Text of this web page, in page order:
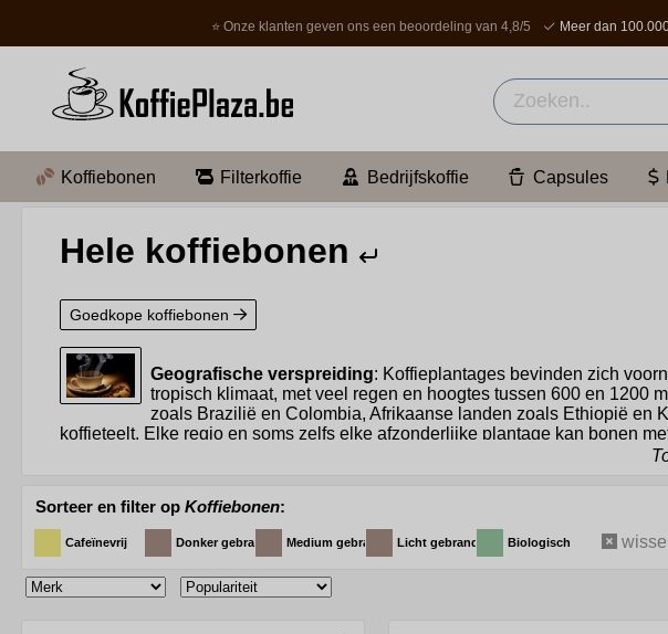
⭐ Onze klanten geven ons een beoordeling van 4,8/5 Meer dan
Koffiebonen Filterkoffie Bedrijfskoffie Capsules
Hele koffiebonen
Goedkope koffiebonen
Geografische verspreiding: Koffieplantages bevinden zich
tropisch klimaat, met veel regen en hoogtes tussen 600 en 1200
zoals Brazilië en Colombia, Afrikaanse landen zoals Ethiopië en
koffieteelt. Elke regio en soms zelfs elke afzonderlijke plantage kan bonen
teeltmethoden. Deze diversiteit is een van de redenen waarom de wereld
Branden
: Door het brandproces veranderen de groene koffiebonen in de
licht tot donker, heeft een grote invloed op de smaak en aroma's. Licht
Sorteer en filter opKoffiebonen:
Cafeïnevrij Donker gebrand Medium gebrand Licht gebrand Biologisch